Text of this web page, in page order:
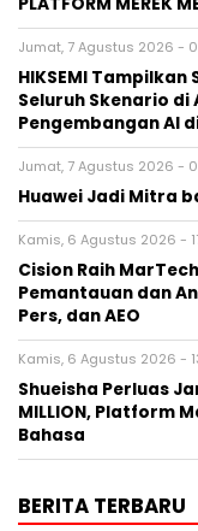
Jumat, 7 Agustus 2026 -
HIKSEMI
Seluruh Skenario di
Pengembangan AI
Jumat, 7 Agustus 2026 -
Huawei Jadi Mitra
Kamis, 6 Agustus 2026 -
Cision Raih
Pemantauan dan
Pers, dan AEO
Kamis, 6 Agustus 2026 -
Shueisha Perluas
MILLION, Platform
Bahasa
BERITA TERBARU